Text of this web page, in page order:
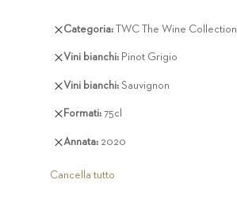
Categoria TWC The Wine Collection
Rimuovi
articolo
Vini bianchi Pinot Grigio
Rimuovi
articolo
Vini bianchi Sauvignon
Rimuovi
articolo
Formati 75cl
Rimuovi
articolo
Annata 2020
Rimuovi
articolo
Cancella tutto